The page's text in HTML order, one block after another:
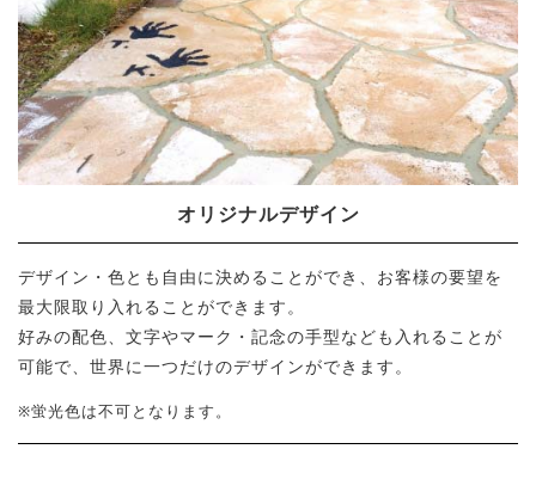
オリジナルデザイン
デザイン・色とも自由に決めることができ、お客様の要望を
最大限取り入れることができます。
好みの配色、文字やマーク・記念の手型なども入れることが
可能で、世界に一つだけのデザインができます。
※蛍光色は不可となります。